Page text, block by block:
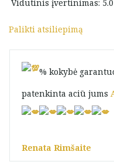
Vidutinis įvertinimas: 5.0
Palikti atsiliepimą
% kokybė
patenkinta aciū jums
Renata Rimšaite